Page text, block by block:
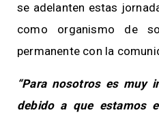
se adelanten estas
como organismo de
permanente con la
“Para nosotros es muy
debido a que estamos